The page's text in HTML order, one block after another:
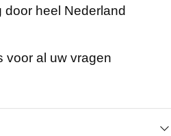
door heel Nederland
voor al uw vragen